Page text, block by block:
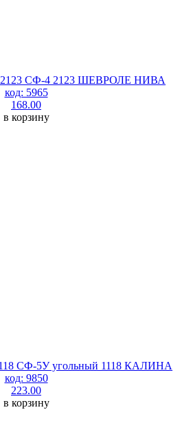
2123 СФ-4 2123 ШЕВРОЛЕ НИВА
код: 5965
168.00
в корзину
СФ-5У угольный 1118 КАЛИНА
код: 9850
223.00
в корзину